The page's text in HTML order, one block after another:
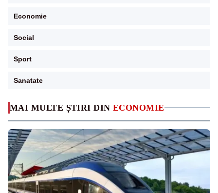
MAI MULTE ȘTIRI DIN ECONOMIE
Economie
Social
Sport
Sanatate